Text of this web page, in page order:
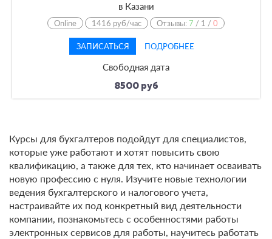
вКазани
Online 1416 руб/час Отзывы:7 / 1 /0
ЗАПИСАТЬСЯ ПОДРОБНЕЕ
Свободная дата
8500 руб
Курсы для бухгалтеров подойдут для специалистов,
которые уже работают и хотят повысить свою
квалификацию, а также для тех, кто начинает осваивать
новую профессию с нуля. Изучите новые технологии
ведения бухгалтерского и налогового учета,
настраивайте их под конкретный вид деятельности
компании, познакомьтесь с особенностями работы
электронных сервисов для работы, научитесь работать